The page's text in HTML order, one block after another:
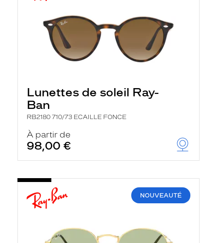
Lunettes de soleil Ray-
Ban
RB2180 710/73 ECAILLE FONCE
À partir de
98,00 €
NOUVEAUTÉ